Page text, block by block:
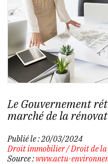
Le Gouvernement
marché de la
Publié le :20/03/2024
Droit immobilier/Droit de
Source : www.actu-